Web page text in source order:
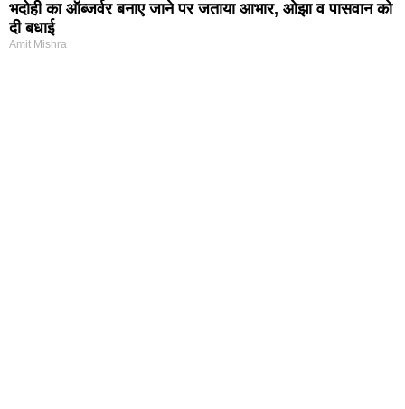
भदोही का ऑब्जर्वर बनाए जाने पर जताया आभार, ओझा व पासवान को
दी बधाई
Amit Mishra